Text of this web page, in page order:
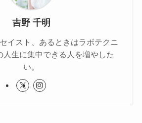
吉野 千明
イスト、あるときはラボテクニ
人生に集中できる人を増やした
い。